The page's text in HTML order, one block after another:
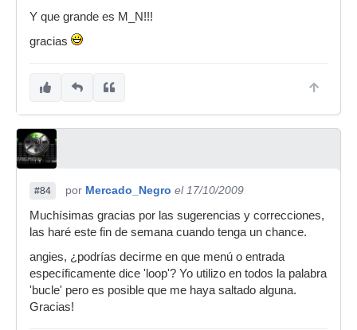
Y que grande es M_N!!!
gracias
#84 por Mercado_Negro el 17/10/2009
Muchísimas gracias por las sugerencias y correcciones,
las haré este fin de semana cuando tenga un chance.
angies, ¿podrías decirme en que menú o entrada
específicamente dice 'loop'? Yo utilizo en todos la palabra
'bucle' pero es posible que me haya saltado alguna.
Gracias!